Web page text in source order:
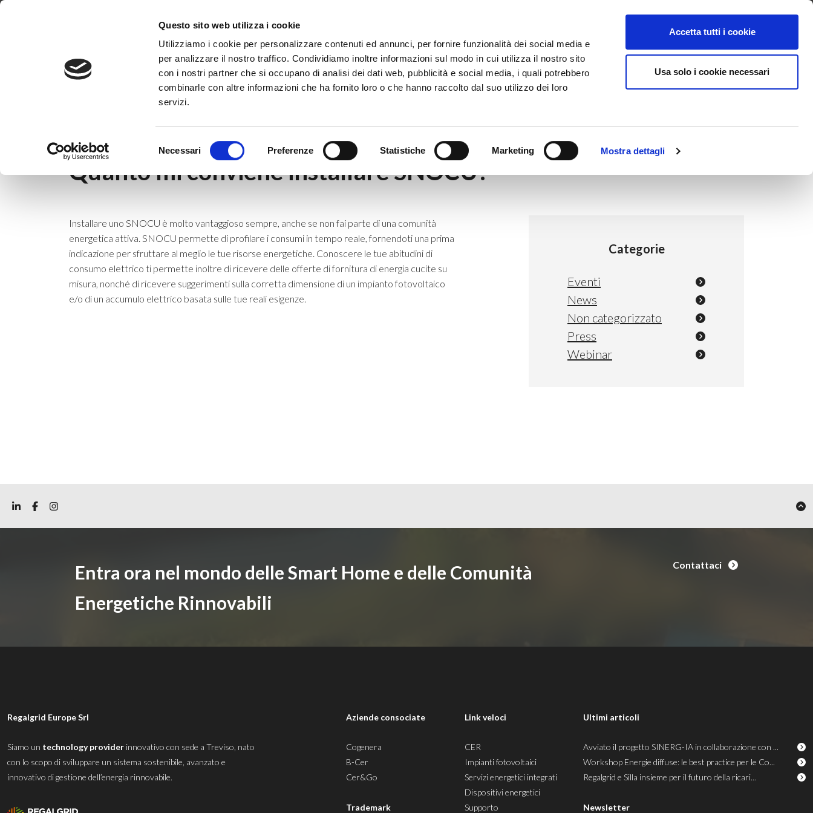
Questo sito web utilizza i cookie
Utilizziamo i cookie per personalizzare contenuti ed annunci, per fornire funzionalità dei social media e
per analizzare il nostro traffico. Condividiamo inoltre informazioni sul modo in cui utilizza il nostro sito
con i nostri partner che si occupano di analisi dei dati web, pubblicità e social media, i quali potrebbero
combinarle con altre informazioni che ha fornito loro o che hanno raccolto dal suo utilizzo dei loro
servizi.
del
Necessari Preferenze Statistiche Marketing Mostra dettagli
Accetta tutti i cookie
Usa solo i cookie necessari
Supporto Apri ticket Scarica l’APP
News & Eventi |
4 novembre 2020
Quanto mi conviene installare SNOCU?
Installare uno SNOCU è molto vantaggioso sempre, anche se non fai parte di una comunità
energetica attiva. SNOCU permette di profilare i consumi in tempo reale, fornendoti una prima
indicazione per sfruttare al meglio le tue risorse energetiche. Conoscere le tue abitudini di
consumo elettrico ti permette inoltre di ricevere delle offerte di fornitura di energia cucite su
misura, nonché di ricevere suggerimenti sulla corretta dimensione di un impianto fotovoltaico
e/o di un accumulo elettrico basata sulle tue reali esigenze.
Categorie
Eventi
News
Non categorizzato
Press
Webinar
Entra ora nel mondo delle Smart Home e delle Comunità
Energetiche Rinnovabili
Contattaci
Regalgrid Europe Srl
Siamo un technology provider innovativo con sede a Treviso, nato
con lo scopo di sviluppare un sistema sostenibile, avanzato e
innovativo di gestione dell’energia rinnovabile.
Aziende consociate
Cogenera
B-Cer
Cer&Go
Trademark
Link veloci
CER
Impianti fotovoltaici
Servizi energetici integrati
Dispositivi energetici
Supporto
Ultimi articoli
Avviato il progetto SINERG-IA in collaborazione con ...
Workshop Energie diffuse: le best practice per le Co...
Regalgrid e Silla insieme per il futuro della ricari...
Newsletter